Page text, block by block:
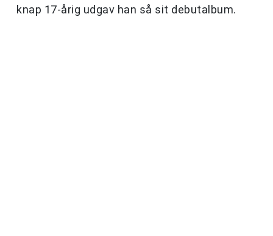
knap 17-årig udgav han så sit debutalbum.